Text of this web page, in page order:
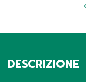
DESCRIZIONE